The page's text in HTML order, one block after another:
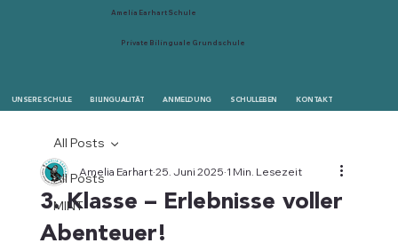
Amelia Earhart Schule
Private Bilinguale Grundschule
UNSERE SCHULE BILINGUALITÄT ANMELDUNG SCHULLEBEN KONTAKT
All Posts
MINT
All Posts
3. Klasse – Erlebnisse voller
Abenteuer!
Amelia Earhart 25. Juni 2025 1 Min. Lesezeit